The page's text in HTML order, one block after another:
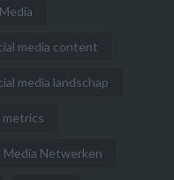
media content
media landschap
metrics
Media Netwerken